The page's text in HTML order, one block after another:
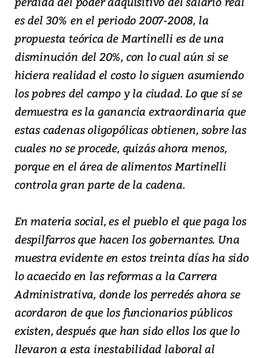
es del 30% en el periodo 2007-2008, la
propuesta teórica de Martinelli es de una
disminución del 20%, con lo cual aún si se
hiciera realidad el costo lo siguen asumiendo
los pobres del campo y la ciudad. Lo que sí se
demuestra es la ganancia extraordinaria que
estas cadenas oligopólicas obtienen, sobre las
cuales no se procede, quizás ahora menos,
porque en el área de alimentos Martinelli
controla gran parte de la cadena.
En materia social, es el pueblo el que paga los
despilfarros que hacen los gobernantes. Una
muestra evidente en estos treinta días ha sido
lo acaecido en las reformas a la Carrera
Administrativa, donde los perredés ahora se
acordaron de que los funcionarios públicos
existen, después que han sido ellos los que lo
llevaron a esta inestabilidad laboral al